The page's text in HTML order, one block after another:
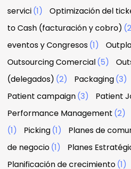
servici(1) Optimización del
to Cash (facturación y cobro)
eventos y Congresos(1)
Outsourcing Comercial(5)
(delegados) (2) Packaging(3)
Patient campaign(3) Patient
Performance Management (2)
(1)
Picking(1) Planes de
de negocio(1) Planes
Planificación de crecimiento(1)